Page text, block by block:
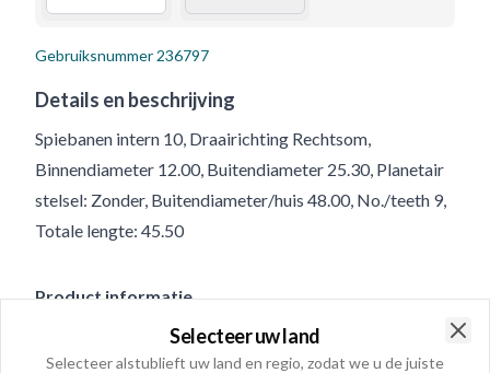
Gebruiksnummer 236797
Details en beschrijving
Spiebanen intern 10, Draairichting Rechtsom,
Binnendiameter 12.00, Buitendiameter 25.30, Planetair
stelsel: Zonder, Buitendiameter/huis 48.00, No./teeth 9,
Totale lengte: 45.50
Product informatie
Fysieke informatie
Selecteer uw land
Selecteer alstublieft uw land en regio, zodat we u de juiste